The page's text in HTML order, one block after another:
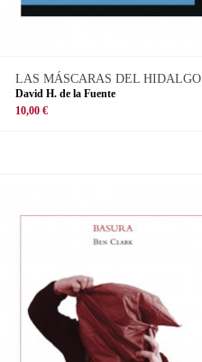
LAS MÁSCARAS DEL HIDALGO
David H. de la Fuente
10,00 €